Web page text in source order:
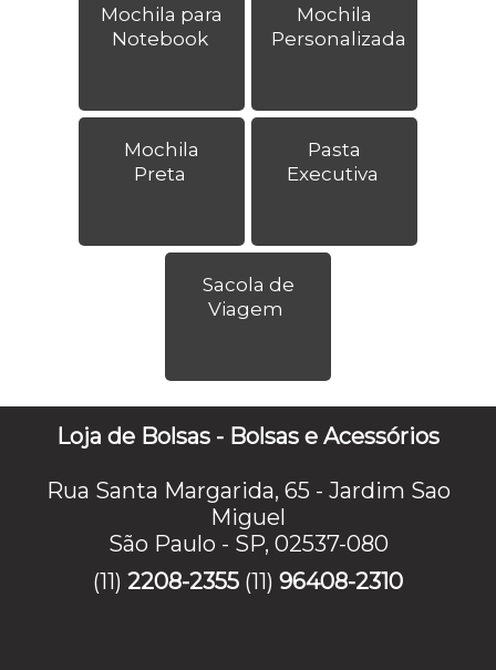
Mochila para
Notebook
Mochila
Personalizada
Mochila
Preta
Pasta
Executiva
Sacola de
Viagem
Loja de Bolsas - Bolsas e Acessórios
Rua Santa Margarida, 65 - Jardim Sao
Miguel
São Paulo - SP, 02537-080
(11) 2208-2355 (11) 96408-2310